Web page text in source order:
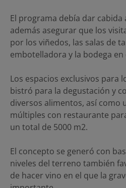
El programa debía dar cabida
además asegurar que los
por los viñedos, las salas de
embotelladora y la bodega en
Los espacios exclusivos para
bistró para la degustación y
diversos alimentos, así como
múltiples con restaurante
un total de 5000 m2.
El concepto se generó con
niveles del terreno también
de hacer vino en el que la